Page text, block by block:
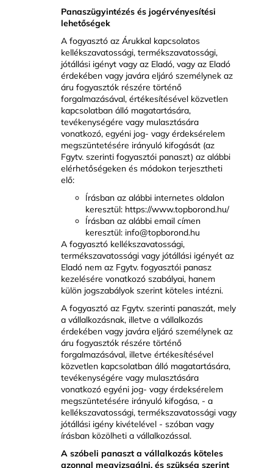
Panaszügyintézés és jogérvényesítési
lehetőségek
A fogyasztó az Árukkal kapcsolatos
kellékszavatossági, termékszavatossági,
jótállási igényt vagy az Eladó, vagy az Eladó
érdekében vagy javára eljáró személynek az
áru fogyasztók részére történő
forgalmazásával, értékesítésével közvetlen
kapcsolatban álló magatartására,
tevékenységére vagy mulasztására
vonatkozó, egyéni jog- vagy érdeksérelem
megszüntetésére irányuló kifogását (az
Fgytv. szerinti fogyasztói panaszt) az alábbi
elérhetőségeken és módokon terjesztheti
elő:
Írásban az alábbi internetes oldalon
keresztül: https://www.topborond.hu/
Írásban az alábbi email címen
keresztül: info@topborond.hu
A fogyasztó kellékszavatossági,
termékszavatossági vagy jótállási igényét az
Eladó nem az Fgytv. fogyasztói panasz
kezelésére vonatkozó szabályai, hanem
külön jogszabályok szerint köteles intézni.
A fogyasztó az Fgytv. szerinti panaszát, mely
a vállalkozásnak, illetve a vállalkozás
érdekében vagy javára eljáró személynek az
áru fogyasztók részére történő
forgalmazásával, illetve értékesítésével
közvetlen kapcsolatban álló magatartására,
tevékenységére vagy mulasztására
vonatkozó egyéni jog- vagy érdeksérelem
megszüntetésére irányuló kifogása, - a
kellékszavatossági, termékszavatossági vagy
jótállási igény kivételével - szóban vagy
írásban közölheti a vállalkozással.
A szóbeli panaszt a vállalkozás köteles
azonnal megvizsgálni, és szükség szerint